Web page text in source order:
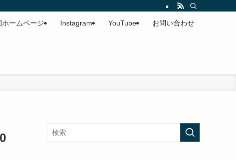
ホームページ Instagram YouTube お問い合わせ